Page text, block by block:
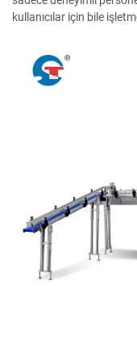
kullanıcılar için bile